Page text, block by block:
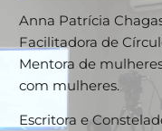
Anna Patrícia
Facilitadora de
Mentora de
com mulheres.
Escritora e